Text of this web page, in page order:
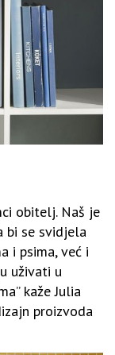
obitelj. Naš je
bi se svidjela
i psima, već i
uživati u
kaže Julia
proizvoda